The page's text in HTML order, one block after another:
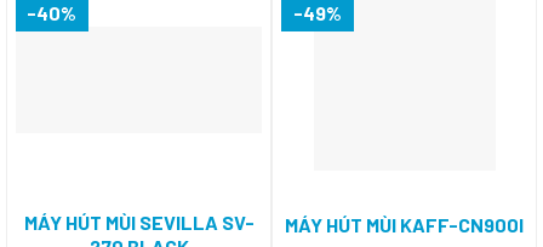
-40%
MÁY HÚT MÙI SEVILLA SV-
-49%
MÁY HÚT MÙI KAFF-CN900I